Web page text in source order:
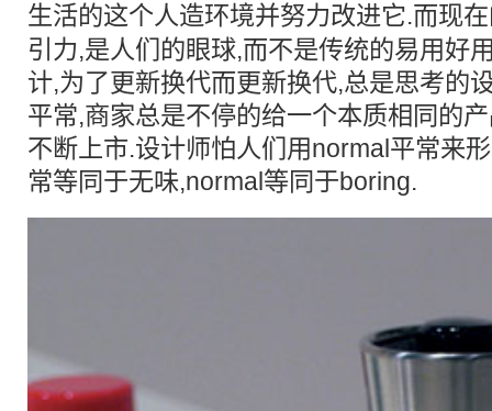
生活的这个人造环境并努力改进它.而现
引力,是人们的眼球,而不是传统的易用好
计,为了更新换代而更新换代,总是思考的
平常,商家总是不停的给一个本质相同的
不断上市.设计师怕人们用normal平常来
常等同于无味,normal等同于boring.